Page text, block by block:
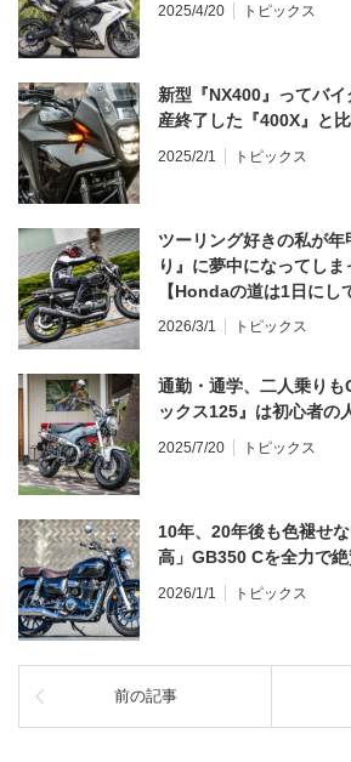
2025/4/20 トピックス
新型『NX400』ってバ
産終了した『400X』と
2025/2/1 トピックス
ツーリング好きの私が
り』に夢中になってし
【Hondaの道は1日にし
ンプレ・レビュー 前編】
2026/3/1 トピックス
通勤・通学、二人乗り
ックス125』は初心者の
2025/7/20 トピックス
10年、20年後も色褪せ
高」GB350 Cを全力で
2026/1/1 トピックス
前の記事